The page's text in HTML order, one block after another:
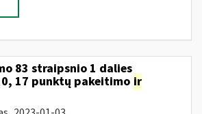
83 straipsnio 1 dalies
17 punktų pakeitimo ir